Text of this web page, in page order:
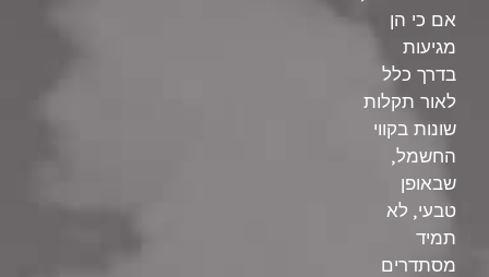
אם כי הן
מגיעות
בדרך כלל
לאור תקלות
שונות בקווי
החשמל,
שבאופן
טבעי, לא
תמיד
מסתדרים